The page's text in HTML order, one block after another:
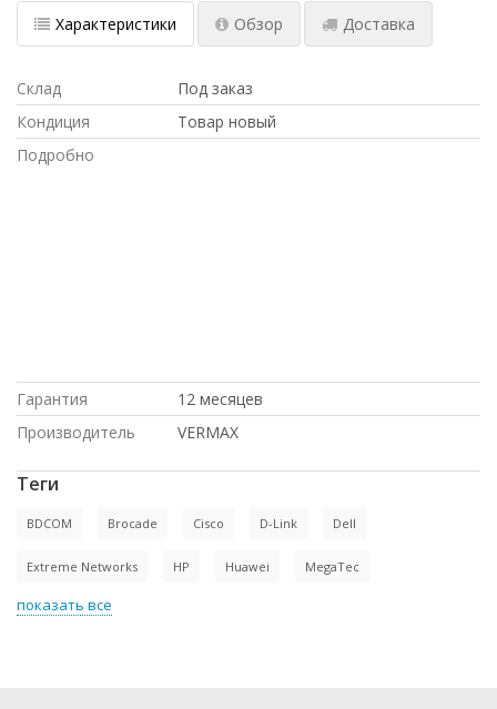
Характеристики Обзор Доставка
Склад
Под заказ
Кондиция
Товар новый
Подробно
Гарантия
12 месяцев
Производитель
VERMAX
Теги
BDCOM Brocade Cisco D-Link Dell
Extreme Networks HP Huawei MegaTec
показать все